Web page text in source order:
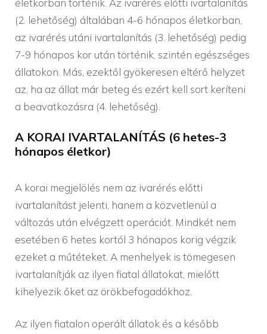
(2. lehetőség) általában 4-6 hónapos életkorban,
az ivarérés utáni ivartalanítás (3. lehetőség) pedig
7-9 hónapos kor után történik, szintén egészséges
állatokon. Más, ezektől gyökeresen eltérő helyzet
az, ha az állat már beteg és ezért kell sort keríteni
a beavatkozásra (4. lehetőség).
A KORAI IVARTALANÍTÁS (6 hetes-3
hónapos életkor)
A korai megjelölés nem az ivarérés előtti
ivartalanítást jelenti, hanem a közvetlenül a
változás után elvégzett operációt. Mindkét nem
esetében 6 hetes kortól 3 hónapos korig végzik
ezeket a műtéteket. A menhelyek is tömegesen
ivartalanítják az ilyen fiatal állatokat, mielőtt
kihelyezik őket az örökbefogadókhoz.
Az ilyen fiatalon operált állatok és a később